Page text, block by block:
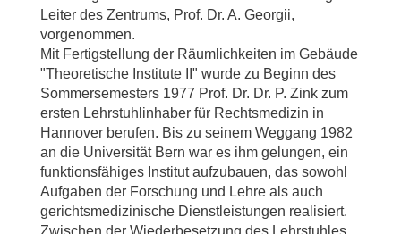
Leiter des Zentrums, Prof. Dr. A. Georgii,
vorgenommen.
Mit Fertigstellung der Räumlichkeiten im Gebäude
"Theoretische Institute II" wurde zu Beginn des
Sommersemesters 1977 Prof. Dr. Dr. P. Zink zum
ersten Lehrstuhlinhaber für Rechtsmedizin in
Hannover berufen. Bis zu seinem Weggang 1982
an die Universität Bern war es ihm gelungen, ein
funktionsfähiges Institut aufzubauen, das sowohl
Aufgaben der Forschung und Lehre als auch
gerichtsmedizinische Dienstleistungen realisiert.
Zwischen der Wiederbesetzung des Lehrstuhles